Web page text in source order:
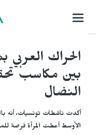
التحكم
الحراك العربي
بين مكاسب
النضال
أكدت ناشطات تونسيات، أنه
الأوسط أعطت المرأة فرصة